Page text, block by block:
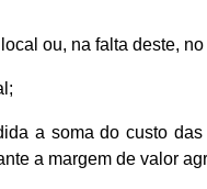
ou, na falta deste,
a soma do custo
a margem de valor